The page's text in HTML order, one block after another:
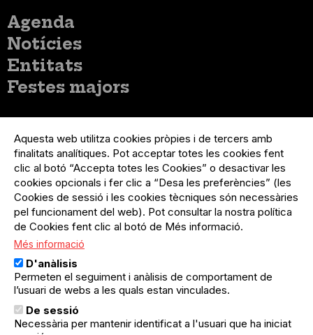
Menú
principal
Agenda
Notícies
Entitats
Festes majors
del
compte
d'usuari
Menú
usuari
no
loggat
Registre organització
Menú
Peu
Sobre el projecte
Preguntes freqüents
Contacte
Menú
Legal
Política de privacitat
Avís legal
Política de cookies
El Quèdequè no es fa responsable de les activitats
programades; en són responsables els col·lectius
Aquesta web utilitza cookies pròpies i de tercers amb
finalitats analítiques. Pot acceptar totes les cookies fent
clic al botó “Accepta totes les Cookies” o desactivar les
cookies opcionals i fer clic a “Desa les preferències” (les
Cookies de sessió i les cookies tècniques són necessàries
pel funcionament del web). Pot consultar la nostra política
de Cookies fent clic al botó de Més informació.
Més informació
D'anàlisis
Permeten el seguiment i anàlisis de comportament de
l’usuari de webs a les quals estan vinculades.
De sessió
Necessària per mantenir identificat a l'usuari que ha iniciat